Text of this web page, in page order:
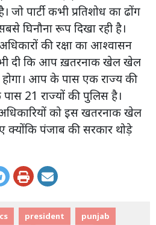
पार्टी कभी प्रतिशोध का ढोंग
घिनौना रूप दिखा रही है।
की रक्षा का आश्वासन
भी दी कि आप ख़तरनाक खेल खेल
आप के पास एक राज्य की
21 राज्यों की पुलिस है।
को इस खतरनाक खेल
क्योंकि पंजाब की सरकार थोड़े
president
punjab